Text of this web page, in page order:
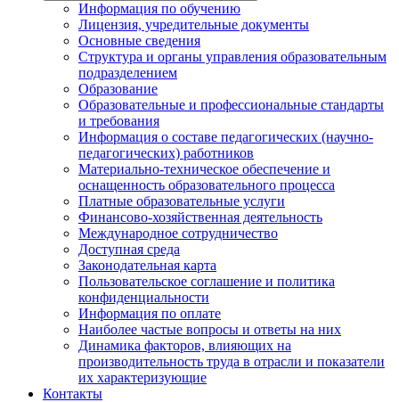
Информация по обучению
Лицензия, учредительные документы
Основные сведения
Структура и органы управления образовательным
подразделением
Образование
Образовательные и профессиональные стандарты
и требования
Информация о составе педагогических (научно-
педагогических) работников
Материально-техническое обеспечение и
оснащенность образовательного процесса
Платные образовательные услуги
Финансово-хозяйственная деятельность
Международное сотрудничество
Доступная среда
Законодательная карта
Пользовательское соглашение и политика
конфиденциальности
Информация по оплате
Наиболее частые вопросы и ответы на них
Динамика факторов, влияющих на
производительность труда в отрасли и показатели
их характеризующие
Контакты